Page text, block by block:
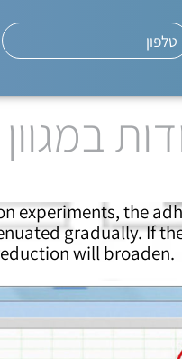
במגוון
experiments, the
gradually. If
will broaden.